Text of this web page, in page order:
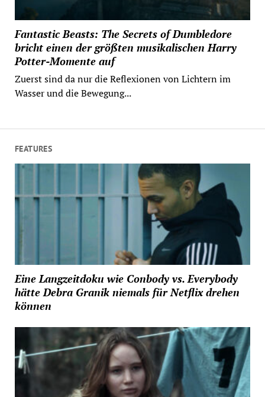
Fantastic Beasts: The Secrets of Dumbledore
bricht einen der größten musikalischen Harry
Potter-Momente auf
Zuerst sind da nur die Reflexionen von Lichtern im
Wasser und die Bewegung...
FEATURES
Eine Langzeitdoku wie Conbody vs. Everybody
hätte Debra Granik niemals für Netflix drehen
können